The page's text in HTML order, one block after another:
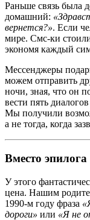
Раньше связь была
домашний:
вернется?». Если
мире. Смс-ки
экономя каждый
Мессенджеры
можем отправить
ночи, зная, что он
вести пять
Мы получили
а не тогда, когда
Вместо эпилога
У этого
цена. Нашим
1990-м году фраза
дороги» или «Я не